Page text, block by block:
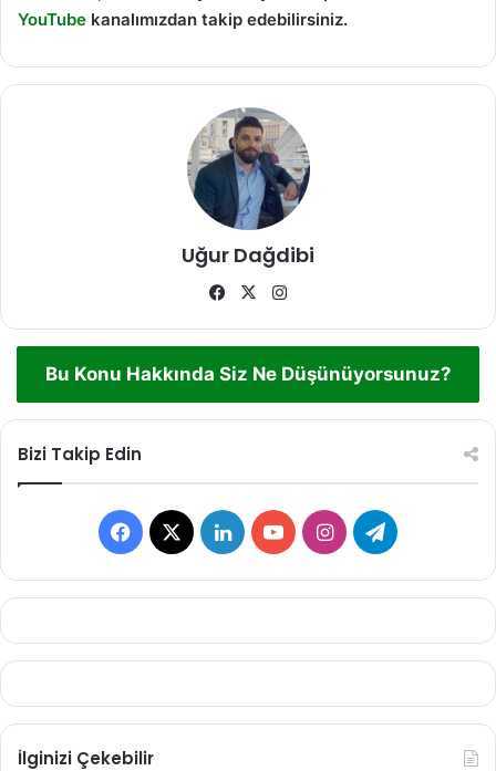
YouTube kanalımızdan takip edebilirsiniz.
Uğur Dağdibi
Facebook
X
Bu Konu Hakkında Siz Ne Düşünüyorsunuz?
Bizi Takip Edin
Facebook
X LinkedInYouTubeInstagramTelegram
İlginizi Çekebilir